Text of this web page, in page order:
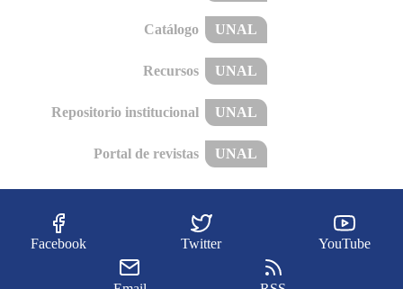
Catálogo UNAL
Recursos UNAL
Repositorio institucional UNAL
Portal de revistas UNAL
Facebook Twitter YouTube